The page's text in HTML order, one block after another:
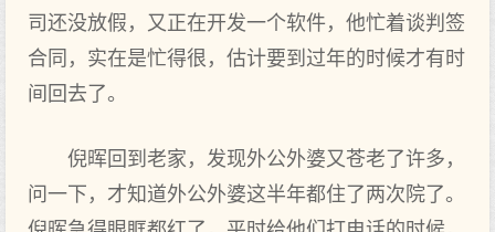
司还没放假，又正在开发一个软件，他忙着谈判签
合同，实在是忙得很，估计要到过年的时候才有时
间回去了。
倪晖回到老家，发现外公外婆又苍老了许多，
问一下，才知道外公外婆这半年都住了两次院了。